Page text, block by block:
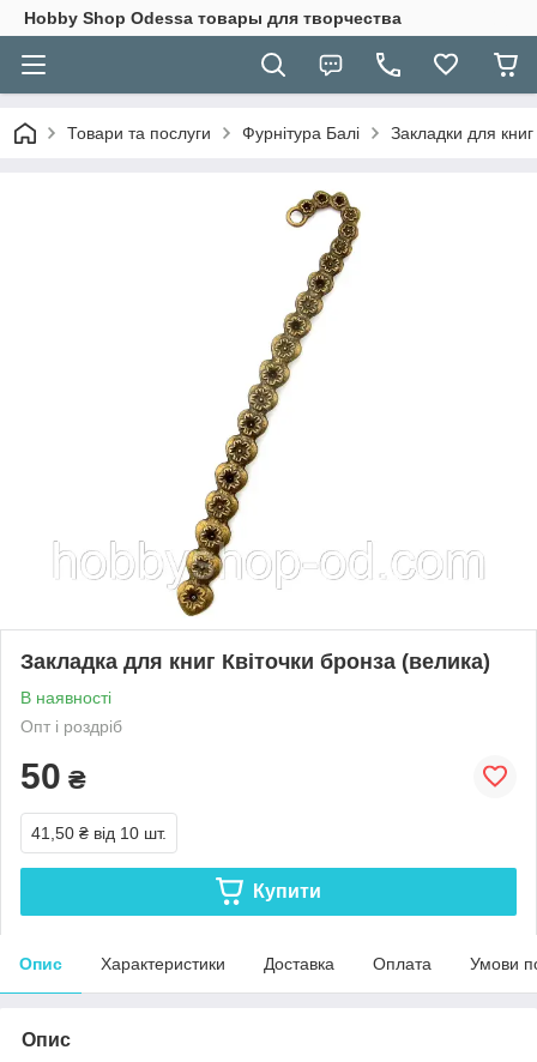
Hobbу Shop Odessa товары для творчества
Товари та послуги Фурнітура Балі Закладки для книг
Закладка для книг Квіточки бронза (велика)
В наявності
Опт і роздріб
50 ₴
41,50 ₴ від 10 шт.
Купити
Опис Характеристики Доставка Оплата Умови
Опис